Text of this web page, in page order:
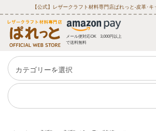
【公式】レザークラフト材料専門店ぱれっと‐皮革･
メール便対応OK 3,000円以上
で送料無料